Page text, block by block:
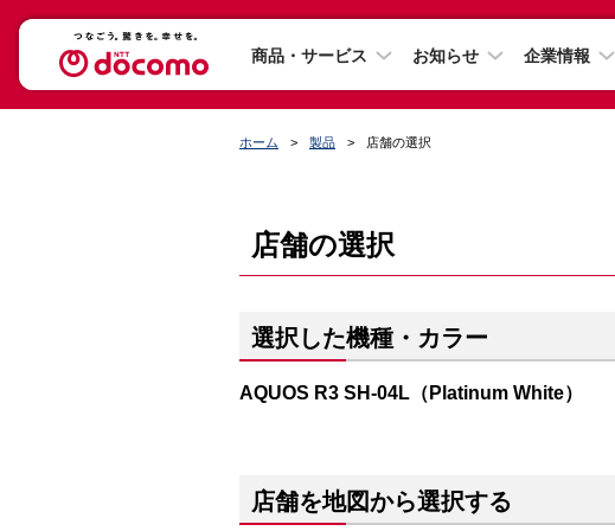
商品・サービス お知らせ 企業情報
ホーム 製品 店舗の選択
店舗の選択
選択した機種・カラー
AQUOS R3 SH-04L（Platinum White）
店舗を地図から選択する